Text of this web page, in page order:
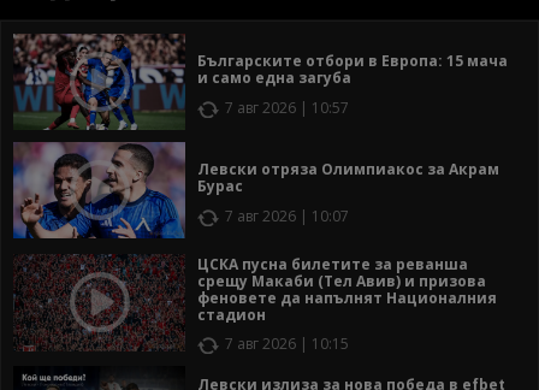
Българските отбори в Европа: 15 мача
и само една загуба
7 авг 2026 | 10:57
Левски отряза Олимпиакос за Акрам
Бурас
7 авг 2026 | 10:07
ЦСКА пусна билетите за реванша
срещу Макаби (Тел Авив) и призова
феновете да напълнят Националния
стадион
7 авг 2026 | 10:15
Левски излиза за нова победа в efbet